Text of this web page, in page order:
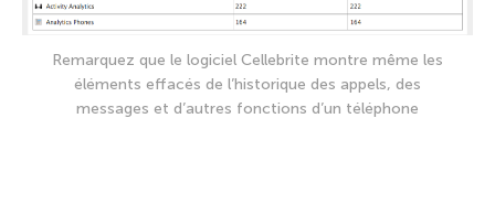
Remarquez que le logiciel Cellebrite montre même les
éléments effacés de l’historique des appels, des
messages et d’autres fonctions d’un téléphone